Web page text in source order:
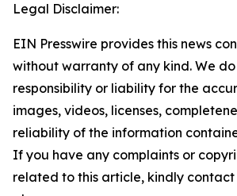
Legal Disclaimer:
EIN Presswire provides this news
without warranty of any kind. We
responsibility or liability for the
images, videos, licenses,
reliability of the information
If you have any complaints or
related to this article, kindly